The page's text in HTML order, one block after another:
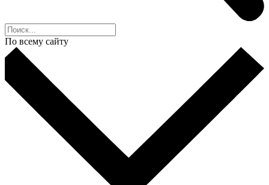
По всему сайту